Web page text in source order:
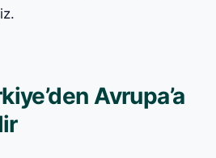
Avrupa’a